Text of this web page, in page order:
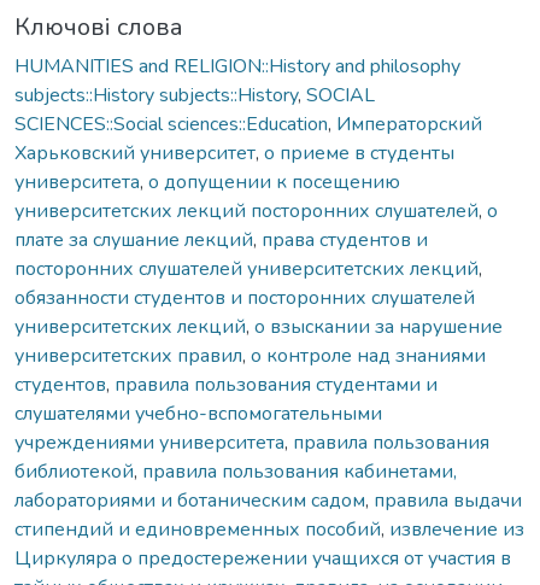
Ключові слова
HUMANITIES and RELIGION::History and philosophy
subjects::History subjects::History, SOCIAL
SCIENCES::Social sciences::Education, Императорский
Харьковский университет, о приеме в студенты
университета, о допущении к посещению
университетских лекций посторонних слушателей, о
плате за слушание лекций, права студентов и
посторонних слушателей университетских лекций,
обязанности студентов и посторонних слушателей
университетских лекций, о взыскании за нарушение
университетских правил, о контроле над знаниями
студентов, правила пользования студентами и
слушателями учебно-вспомогательными
учреждениями университета, правила пользования
библиотекой, правила пользования кабинетами,
лабораториями и ботаническим садом, правила выдачи
стипендий и единовременных пособий, извлечение из
Циркуляра о предостережении учащихся от участия в